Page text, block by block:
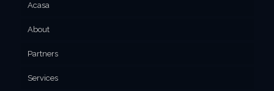
Acasa
About
Partners
Services